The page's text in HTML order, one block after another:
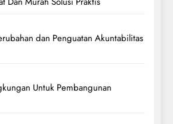
dan Penguatan Akuntabilitas
Untuk Pembangunan